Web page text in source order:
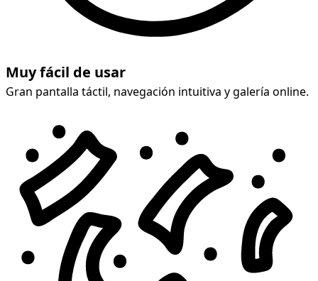
Muy fácil de usar
Gran pantalla táctil, navegación intuitiva y galería online.